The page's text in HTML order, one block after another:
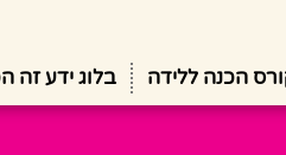
הכנה ללידה בלוג ידע זה